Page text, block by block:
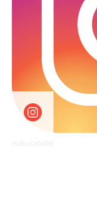
PUBLICIDADE